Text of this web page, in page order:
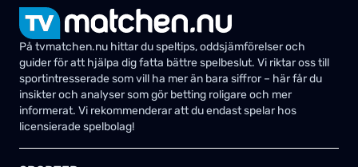
På tvmatchen.nu hittar du speltips, oddsjämförelser och
guider för att hjälpa dig fatta bättre spelbeslut. Vi riktar oss till
sportintresserade som vill ha mer än bara siffror – här får du
insikter och analyser som gör betting roligare och mer
informerat. Vi rekommenderar att du endast spelar hos
licensierade spelbolag!